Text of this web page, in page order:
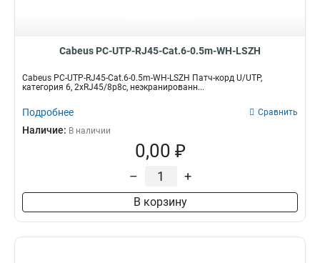
Cabeus PC-UTP-RJ45-Cat.6-0.5m-WH-LSZH
Cabeus PC-UTP-RJ45-Cat.6-0.5m-WH-LSZH Патч-корд U/UTP,
категория 6, 2xRJ45/8p8c, неэкранированн...
Подробнее Сравнить
Наличие: В наличии
0,00 ₽
– +
В корзину